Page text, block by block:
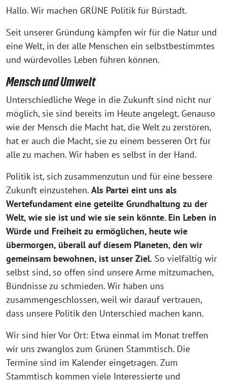
Hallo. Wir machen GRÜNE Politik für Bürstadt.
Seit unserer Gründung kämpfen wir für die Natur und
eine Welt, in der alle Menschen ein selbstbestimmtes
und würdevolles Leben führen können.
Mensch und Umwelt
Unterschiedliche Wege in die Zukunft sind nicht nur
möglich, sie sind bereits im Heute angelegt. Genauso
wie der Mensch die Macht hat, die Welt zu zerstören,
hat er auch die Macht, sie zu einem besseren Ort für
alle zu machen. Wir haben es selbst in der Hand.
Politik ist, sich zusammenzutun und für eine bessere
Zukunft einzustehen. Als Partei eint uns als
Wertefundament eine geteilte Grundhaltung zu der
Welt, wie sie ist und wie sie sein könnte. Ein Leben in
Würde und Freiheit zu ermöglichen, heute wie
übermorgen, überall auf diesem Planeten, den wir
gemeinsam bewohnen, ist unser Ziel. So vielfältig wir
selbst sind, so offen sind unsere Arme mitzumachen,
Bündnisse zu schmieden. Wir haben uns
zusammengeschlossen, weil wir darauf vertrauen,
dass unsere Politik den Unterschied machen kann.
Wir sind hier Vor Ort: Etwa einmal im Monat treffen
wir uns zwanglos zum Grünen Stammtisch. Die
Termine sind im Kalender eingetragen. Zum
Stammtisch kommen viele Interessierte und